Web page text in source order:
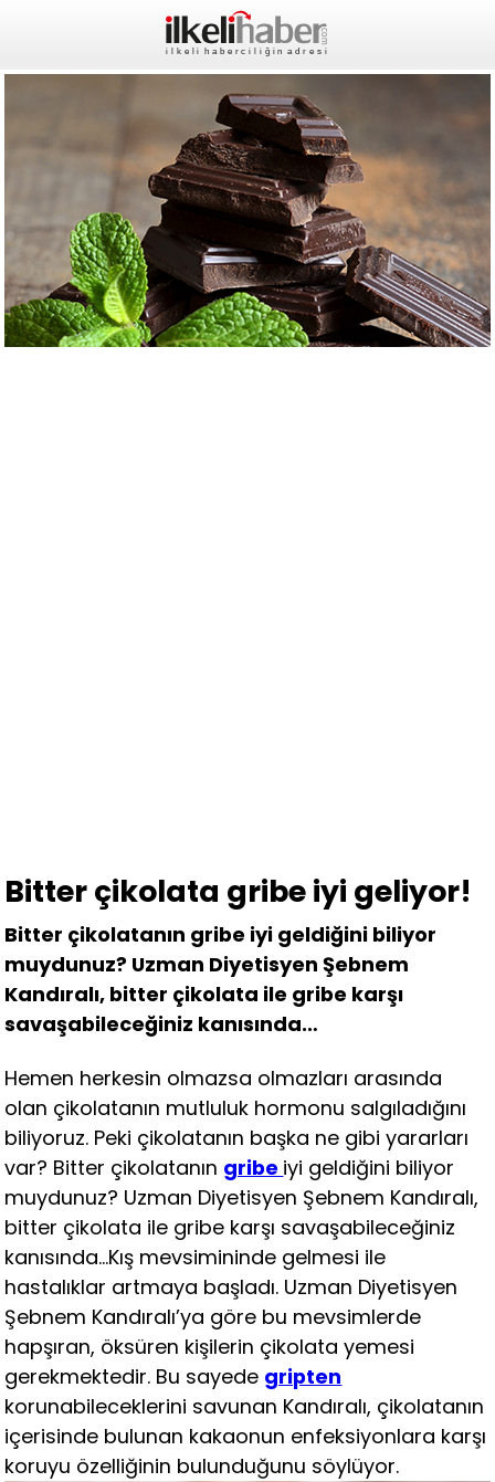
Bitter çikolata gribe iyi geliyor!
Bitter çikolatanın gribe iyi geldiğini biliyor
muydunuz? Uzman Diyetisyen Şebnem
Kandıralı, bitter çikolata ile gribe karşı
savaşabileceğiniz kanısında…
Hemen herkesin olmazsa olmazları arasında
olan çikolatanın mutluluk hormonu salgıladığını
biliyoruz. Peki çikolatanın başka ne gibi yararları
var? Bitter çikolatanın gribe iyi geldiğini biliyor
muydunuz? Uzman Diyetisyen Şebnem Kandıralı,
bitter çikolata ile gribe karşı savaşabileceğiniz
kanısında…Kış mevsimininde gelmesi ile
hastalıklar artmaya başladı. Uzman Diyetisyen
Şebnem Kandıralı’ya göre bu mevsimlerde
hapşıran, öksüren kişilerin çikolata yemesi
gerekmektedir. Bu sayede gripten
korunabileceklerini savunan Kandıralı, çikolatanın
içerisinde bulunan kakaonun enfeksiyonlara karşı
koruyu özelliğinin bulunduğunu söylüyor.